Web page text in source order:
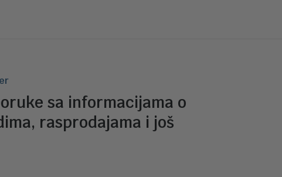
sa informacijama o
rasprodajama i još